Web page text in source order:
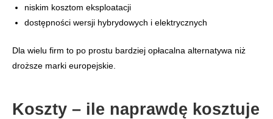
niskim kosztom eksploatacji
dostępności wersji hybrydowych i elektrycznych
Dla wielu firm to po prostu bardziej opłacalna alternatywa niż
droższe marki europejskie.
Koszty – ile naprawdę kosztuje